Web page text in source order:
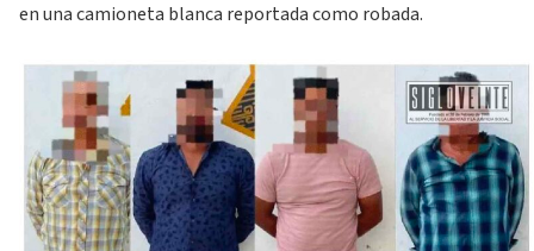
en una camioneta blanca reportada como robada.